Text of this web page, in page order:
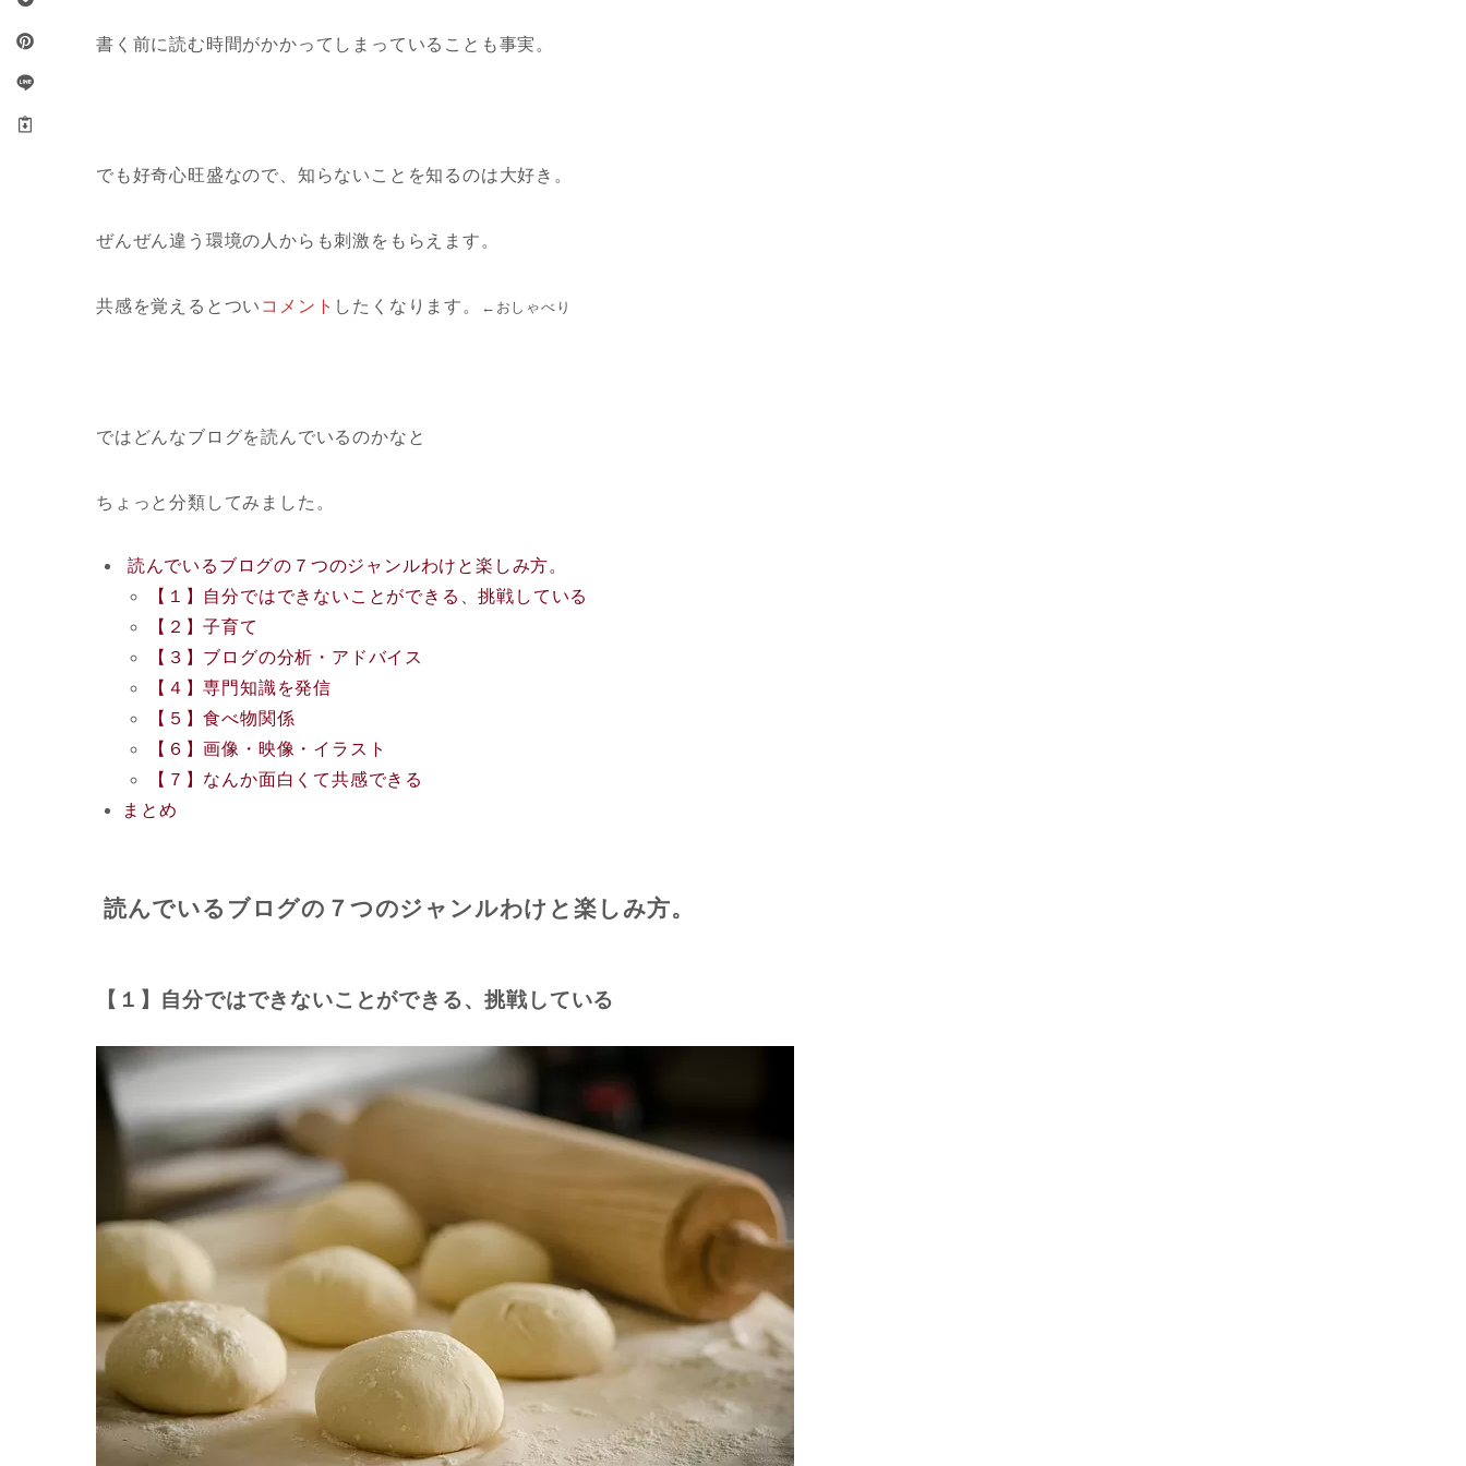
書く前に読む時間がかかってしまっていることも事実。
でも好奇心旺盛なので、知らないことを知るのは大好き。
ぜんぜん違う環境の人からも刺激をもらえます。
共感を覚えるとつい コメント したくなります。 ←おしゃべり
ではどんなブログを読んでいるのかなと
ちょっと分類してみました。
読んでいるブログの７つのジャンルわけと楽しみ方。
【１】自分ではできないことができる、挑戦している
【２】子育て
【３】ブログの分析・アドバイス
【４】専門知識を発信
【５】食べ物関係
【６】画像・映像・イラスト
【７】なんか面白くて共感できる
まとめ
読んでいるブログの７つのジャンルわけと楽しみ方。
【１】自分ではできないことができる、挑戦している